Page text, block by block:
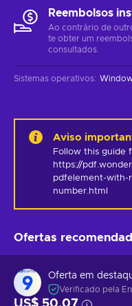
Reembolsos
Ao contrário de
te obter um
consultados.
Sistemas operativos:
Aviso
Follow this guide
https://
pdfelement-with-
number.html
Ofertas
Oferta em
Verificado pela